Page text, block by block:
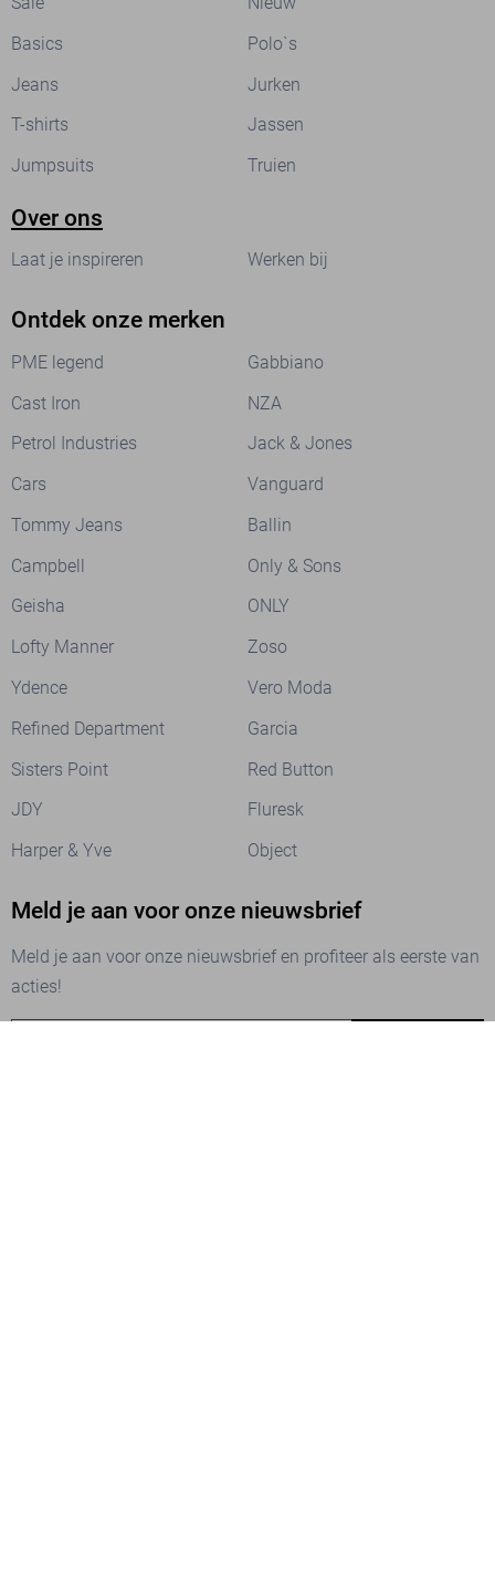
Basics
Polo`s
Jeans
Jurken
T-shirts
Jassen
Jumpsuits
Truien
Over ons
Laat je inspireren Werken bij
Ontdek onze merken
PME legend
Gabbiano
Cast Iron
NZA
Petrol Industries
Jack & Jones
Cars
Vanguard
Tommy Jeans
Ballin
Campbell
Only & Sons
Geisha
ONLY
Lofty Manner
Zoso
Ydence
Vero Moda
Refined Department
Garcia
Sisters Point
Red Button
JDY
Fluresk
Harper & Yve
Object
Meld je aan voor onze nieuwsbrief
Meld je aan voor onze nieuwsbrief en profiteer als eerste van
acties!